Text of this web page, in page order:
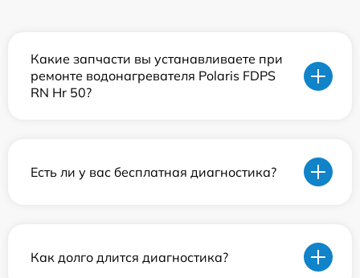
Какие запчасти вы устанавливаете при
ремонте водонагревателя Polaris FDPS
RN Hr 50?
Есть ли у вас бесплатная диагностика?
Как долго длится диагностика?